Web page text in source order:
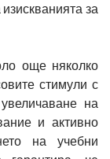
за
още няколко
стимули с
на
и активно
на учебни